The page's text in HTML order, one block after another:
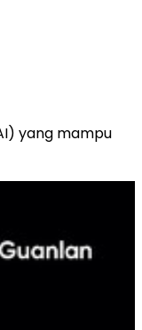
yang mampu